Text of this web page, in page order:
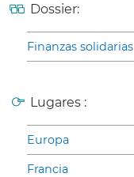
Dossier:
Finanzas solidarias
Lugares :
Europa
Francia